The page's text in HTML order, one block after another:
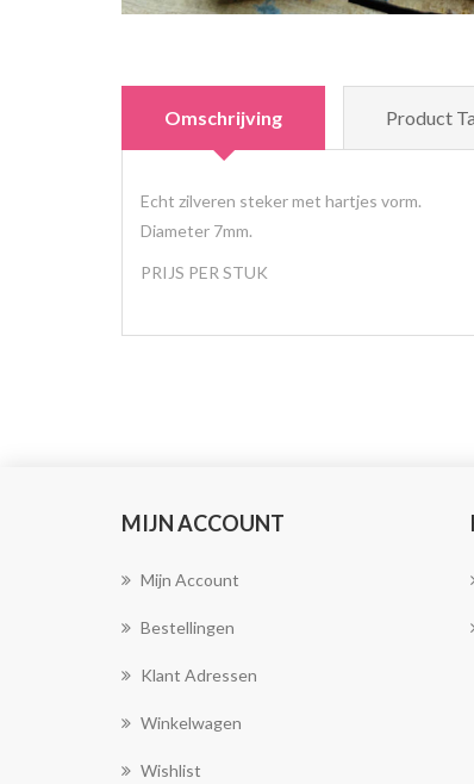
Omschrijving Product
Echt zilveren steker met hartjes vorm.
Diameter 7mm.
PRIJS PER STUK
MIJN ACCOUNT
Mijn Account
Bestellingen
Klant Adressen
Winkelwagen
Wishlist